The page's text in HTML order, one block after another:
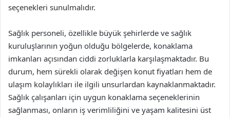
seçenekleri sunulmalıdır.
Sağlık personeli, özellikle büyük şehirlerde ve sağlık
kuruluşlarının yoğun olduğu bölgelerde, konaklama
imkanları açısından ciddi zorluklarla karşılaşmaktadır. Bu
durum, hem sürekli olarak değişen konut fiyatları hem de
ulaşım kolaylıkları ile ilgili unsurlardan kaynaklanmaktadır.
Sağlık çalışanları için uygun konaklama seçeneklerinin
sağlanması, onların iş verimliliğini ve yaşam kalitesini üst